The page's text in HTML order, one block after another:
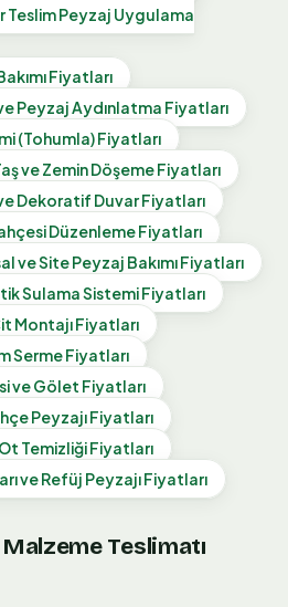
Teslim Peyzaj Uygulama
Fiyatları
Peyzaj Aydınlatma Fiyatları
(Tohumla)Fiyatları
ve Zemin DöşemeFiyatları
Dekoratif DuvarFiyatları
DüzenlemeFiyatları
ve Site Peyzaj BakımıFiyatları
Sulama SistemiFiyatları
MontajıFiyatları
SermeFiyatları
ve Gölet Fiyatları
PeyzajıFiyatları
TemizliğiFiyatları
ve Refüj PeyzajıFiyatları
Teslimatı